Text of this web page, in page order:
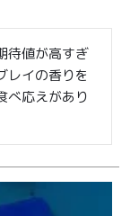
待値が高すぎ
レイの香りを
べ応えがあり